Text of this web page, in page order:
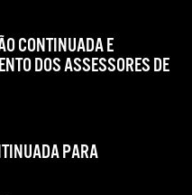
CONTINUADA E
DOS ASSESSORES DE
PARA